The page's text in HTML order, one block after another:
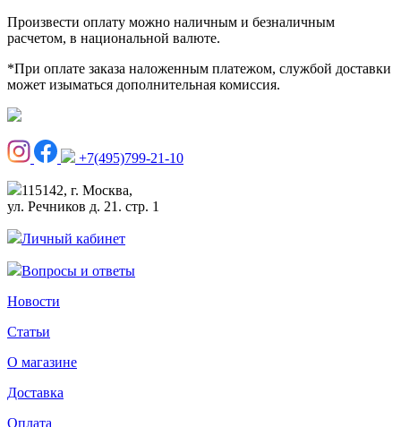
Произвести оплату можно наличным и безналичным
расчетом, в национальной валюте.
*При оплате заказа наложенным платежом, службой доставки
может изыматься дополнительная комиссия.
+7(495)799-21-10
115142, г. Москва,
ул. Речников д. 21. стр. 1
Личный кабинет
Вопросы и ответы
Новости
Статьи
О магазине
Доставка
Оплата